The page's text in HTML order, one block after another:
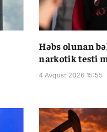
Həbs olunan
narkotik testi
4 Avqust 2026 15:55